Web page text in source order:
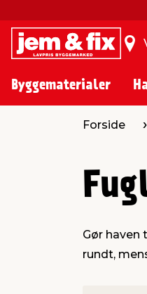
Byggematerialer
Forside
Gør
rundt,